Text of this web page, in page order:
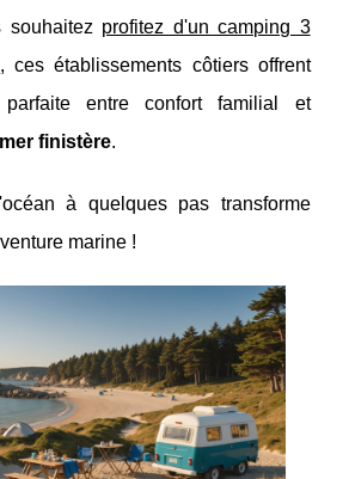
souhaitez profitez d'un camping 3
, ces établissements côtiers offrent
parfaite entre confort familial et
finistère.
à quelques pas transforme
marine !